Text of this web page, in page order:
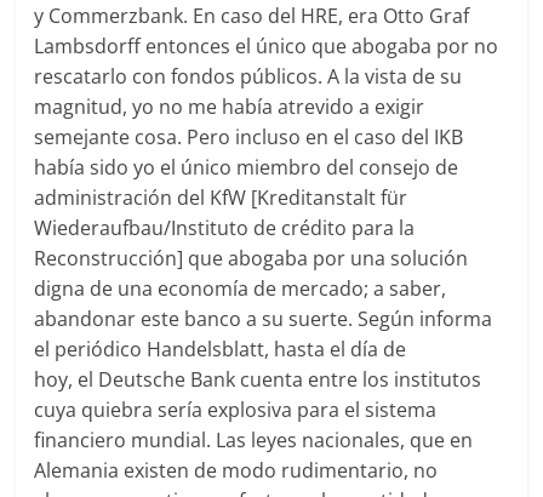
y Commerzbank. En caso del HRE, era Otto Graf
Lambsdorff entonces el único que abogaba por no
rescatarlo con fondos públicos. A la vista de su
magnitud, yo no me había atrevido a exigir
semejante cosa. Pero incluso en el caso del IKB
había sido yo el único miembro del consejo de
administración del KfW [Kreditanstalt für
Wiederaufbau/Instituto de crédito para la
Reconstrucción] que abogaba por una solución
digna de una economía de mercado; a saber,
abandonar este banco a su suerte. Según informa
el periódico Handelsblatt, hasta el día de
hoy, el Deutsche Bank cuenta entre los institutos
cuya quiebra sería explosiva para el sistema
financiero mundial. Las leyes nacionales, que en
Alemania existen de modo rudimentario, no